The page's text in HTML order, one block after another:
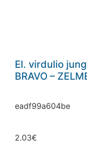
El. virdulio
BRAVO –
eadf99a604be
2.03€